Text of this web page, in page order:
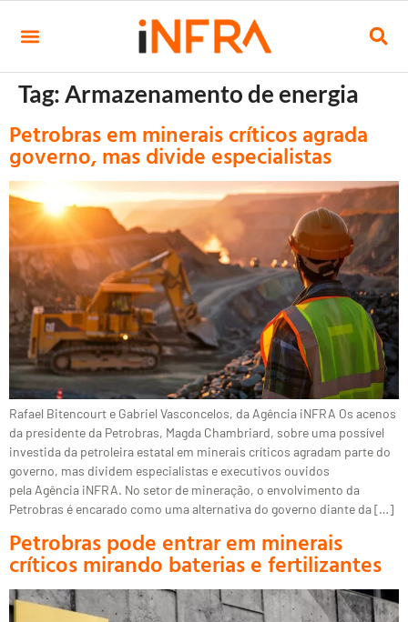
Tag:Armazenamento de energia
Petrobras em minerais críticos agrada
governo, mas divide especialistas
Rafael Bitencourt e Gabriel Vasconcelos, da Agência iNFRA Os acenos
da presidente da Petrobras, Magda Chambriard, sobre uma possível
investida da petroleira estatal em minerais críticos agradam parte do
governo, mas dividem especialistas e executivos ouvidos
pela Agência iNFRA. No setor de mineração, o envolvimento da
Petrobras é encarado como uma alternativa do governo diante da […]
Petrobras pode entrar em minerais
críticos mirando baterias e fertilizantes